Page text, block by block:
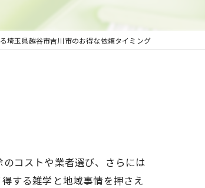
埼玉県越谷市吉川市のお得な依頼タイミング
コストや業者選び、さらには
する雑学と地域事情を押さえ